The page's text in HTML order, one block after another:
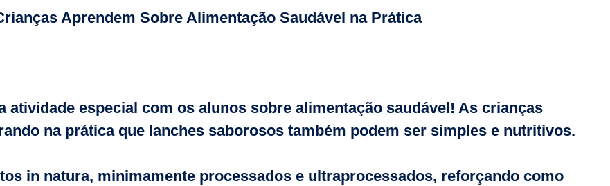
Aprendem Sobre Alimentação Saudável na Prática
atividade especial com os alunos sobre alimentação saudável! As crianças
na prática que lanches saborosos também podem ser simples e nutritivos.
in natura, minimamente processados e ultraprocessados, reforçando como